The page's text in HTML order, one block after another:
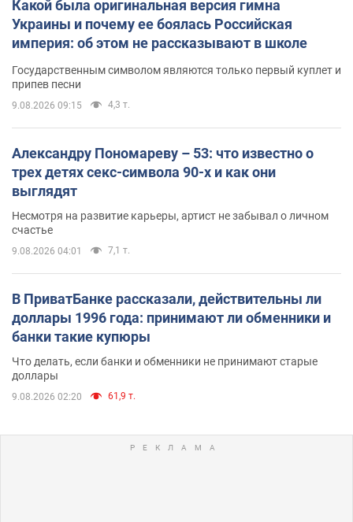
Какой была оригинальная версия гимна
Украины и почему ее боялась Российская
империя: об этом не рассказывают в школе
Государственным символом являются только первый куплет и
припев песни
9.08.2026 09:15 4,3 т.
Александру Пономареву – 53: что известно о
трех детях секс-символа 90-х и как они
выглядят
Несмотря на развитие карьеры, артист не забывал о личном
счастье
9.08.2026 04:01 7,1 т.
В ПриватБанке рассказали, действительны ли
доллары 1996 года: принимают ли обменники и
банки такие купюры
Что делать, если банки и обменники не принимают старые
доллары
9.08.2026 02:20 61,9 т.